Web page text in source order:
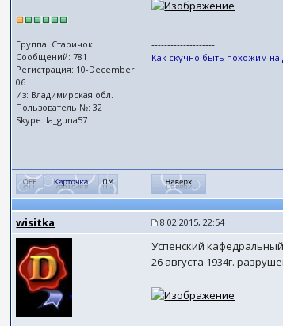
Группа: Старичок
Сообщений: 781
Регистрация: 10-December
06
Из: Владимирская обл.
Пользователь №: 32
Skype: la_guna57
--------------------
Как скучно быть похожим на
wisitka 8.02.2015, 22:54
Успенский
26 августа 1934г.